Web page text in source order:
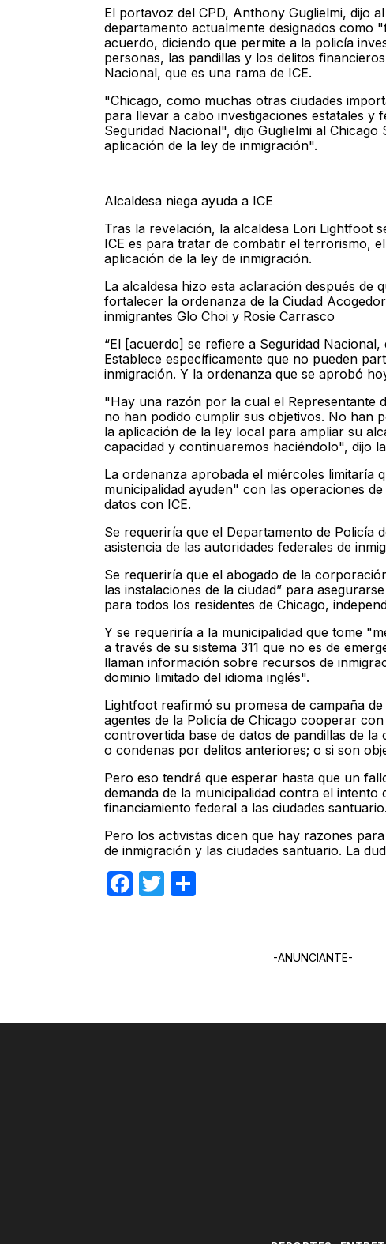
El portavoz del CPD, Anthony Guglielmi, dijo
departamento actualmente designados como
acuerdo, diciendo que permite a la policía
personas, las pandillas y los delitos
Nacional, que es una rama de ICE.
"Chicago, como muchas otras ciudades
para llevar a cabo investigaciones estatales y
Seguridad Nacional", dijo Guglielmi al
aplicación de la ley de inmigración".
Alcaldesa niega ayuda a ICE
Tras la revelación, la alcaldesa Lori Lightfoot
ICE es para tratar de combatir el terrorismo,
aplicación de la ley de inmigración.
La alcaldesa hizo esta aclaración después de
fortalecer la ordenanza de la Ciudad
inmigrantes Glo Choi y Rosie Carrasco
“El [acuerdo] se refiere a Seguridad
Establece específicamente que no pueden
inmigración. Y la ordenanza que se aprobó
"Hay una razón por la cual el Representante
no han podido cumplir sus objetivos. No han
la aplicación de la ley local para ampliar su
capacidad y continuaremos haciéndolo", dijo
La ordenanza aprobada el miércoles limitaría
municipalidad ayuden" con las operaciones
datos con ICE.
Se requeriría que el Departamento de Policía
asistencia de las autoridades federales de
Se requeriría que el abogado de la
las instalaciones de la ciudad” para
para todos los residentes de Chicago,
Y se requeriría a la municipalidad que tome
a través de su sistema 311 que no es de
llaman información sobre recursos de
dominio limitado del idioma inglés".
Lightfoot reafirmó su promesa de campaña
agentes de la Policía de Chicago cooperar
controvertida base de datos de pandillas de
o condenas por delitos anteriores; o si son
Pero eso tendrá que esperar hasta que un
demanda de la municipalidad contra el
financiamiento federal a las ciudades santuario.
Pero los activistas dicen que hay razones
de inmigración y las ciudades santuario. La
Facebook
Twitter
-ANUNCIANTE-